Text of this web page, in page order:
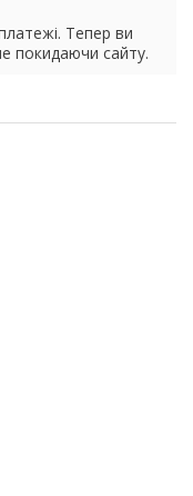
Тепер ви
покидаючи сайту.